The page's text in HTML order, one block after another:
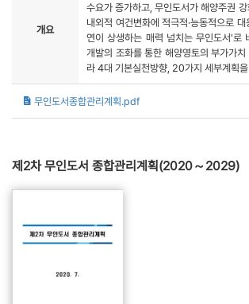
개요
수요가 증가하고, 무인도서가 해양주권
내외적 여건변화에 적극적·능동적으로
연이 상생하는 매력 넘치는 무인도서'로
개발의 조화를 통한 해양영토의 부가가
라 4대 기본실천방향, 20가지 세부계획
무인도서종합관리계획.pdf
제2차 무인도서 종합관리계획(2020～2029)